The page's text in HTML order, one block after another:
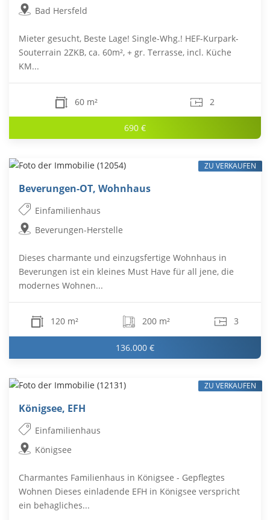
Bad Hersfeld
Mieter gesucht, Beste Lage! Single-Whg.! HEF-Kurpark-
Souterrain 2ZKB, ca. 60m², + gr. Terrasse, incl. Küche
KM...
60 m² 2
690 €
Beverungen-OT, Wohnhaus
Einfamilienhaus
Beverungen-Herstelle
Dieses charmante und einzugsfertige Wohnhaus in
Beverungen ist ein kleines Must Have für all jene, die
modernes Wohnen...
120 m² 200 m² 3
136.000 €
ZU VERKAUFEN
Königsee, EFH
Einfamilienhaus
Königsee
Charmantes Familienhaus in Königsee - Gepflegtes
Wohnen Dieses einladende EFH in Königsee verspricht
ein behagliches...
ZU VERKAUFEN